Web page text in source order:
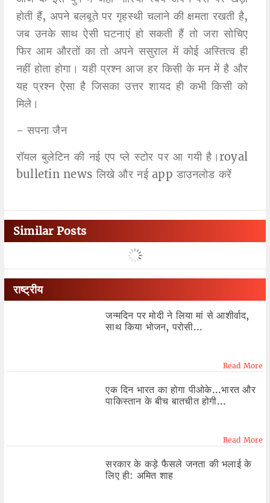
होती हैं, अपने बलबूते पर गृहस्थी चलाने की क्षमता रखती है,
जब उनके साथ ऐसी घटनाएं हो सकती हैं तो जरा सोचिए
फिर आम औरतों का तो अपने ससुराल में कोई अस्तित्व ही
नहीं होता होगा। यही प्रश्न आज हर किसी के मन में है और
यह प्रश्न ऐसा है जिसका उत्तर शायद ही कभी किसी को
मिले।
- सपना जैन
रॉयल बुलेटिन की नई एप प्ले स्टोर पर आ गयी है।royal
bulletin news लिखे और नई app डाउनलोड करें
Similar Posts
राष्ट्रीय
जन्मदिन पर मोदी ने लिया मां से आशीर्वाद,
साथ किया भोजन, परोसी...
Read More
एक दिन भारत का होगा पीओके...भारत और
पाकिस्तान के बीच बातचीत होगी...
Read More
सरकार के कड़े फैसले जनता की भलाई के
लिए ही: अमित शाह